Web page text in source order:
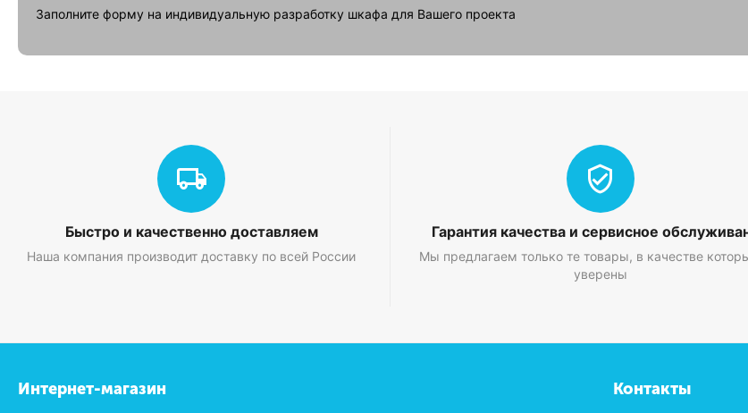
Заполните форму на индивидуальную разработку шкафа для Вашего проекта
Быстро и качественно доставляем
Наша компания производит доставку по всей России
Гарантия качества и сервисное
Мы предлагаем только те товары, в качестве
уверены
Интернет-магазин Контакты